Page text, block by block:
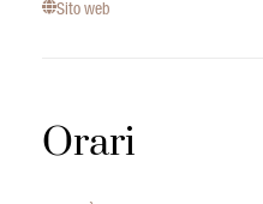
Sito web
Orari